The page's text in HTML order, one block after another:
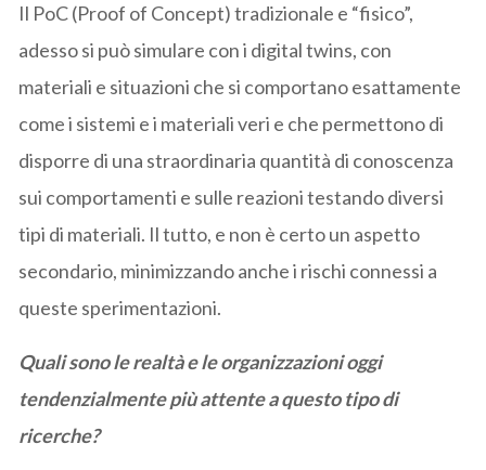
Il PoC (Proof of Concept) tradizionale e “fisico”,
adesso si può simulare con i digital twins, con
materiali e situazioni che si comportano esattamente
come i sistemi e i materiali veri e che permettono di
disporre di una straordinaria quantità di conoscenza
sui comportamenti e sulle reazioni testando diversi
tipi di materiali. Il tutto, e non è certo un aspetto
secondario, minimizzando anche i rischi connessi a
queste sperimentazioni.
Quali sono le realtà e le organizzazioni oggi
tendenzialmente più attente a questo tipo di
ricerche?